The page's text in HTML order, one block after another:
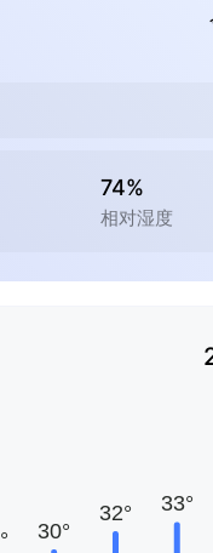
74%
相对湿度